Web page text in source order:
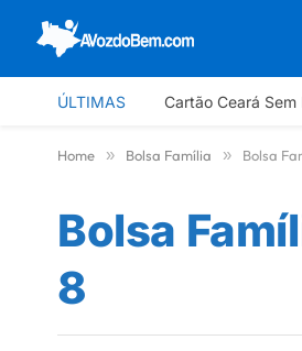
ÚLTIMAS Cartão Ceará
Home » Bolsa Família » Bolsa
Bolsa
8